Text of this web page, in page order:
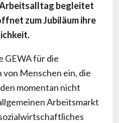
begleitet
zum Jubiläum ihre
GEWA für die
Menschen ein, die
momentan nicht
Arbeitsmarkt